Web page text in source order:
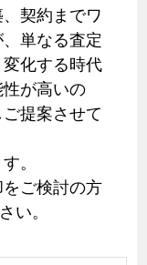
契約までワ
単なる査定
化する時代
が高いの
提案させて
。
ご検討の方
い。